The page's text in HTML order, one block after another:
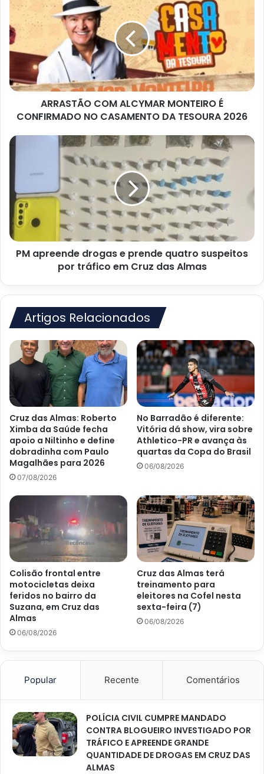
ALCYMAR
MONTEIRO
É
CONFIRMADO
CASAMENTO
DA
TESOURA
2026
ARRASTÃO COM ALCYMAR MONTEIRO É
CONFIRMADO NO CASAMENTO DA TESOURA 2026
PM
prende
quatro
suspeitos
por
tráfico
emPM apreende drogas e prende quatro suspeitos
por tráfico em Cruz das Almas
Artigos Relacionados
Cruz das Almas: Roberto
Ximba da Saúde fecha
apoio a Niltinho e define
dobradinha com Paulo
Magalhães para 2026
07/08/2026
No Barradão é diferente:
Vitória dá show, vira sobre
Athletico-PR e avança às
quartas da Copa do Brasil
06/08/2026
Colisão frontal entre
motocicletas deixa
feridos no bairro da
Suzana, em Cruz das
Almas
06/08/2026
Cruz das Almas terá
treinamento para
eleitores na Cofel nesta
sexta-feira (7)
06/08/2026
Popular Recente Comentários
POLÍCIA CIVIL CUMPRE MANDADO
CONTRA BLOGUEIRO INVESTIGADO POR
TRÁFICO E APREENDE GRANDE
QUANTIDADE DE DROGAS EM CRUZ DAS
ALMAS